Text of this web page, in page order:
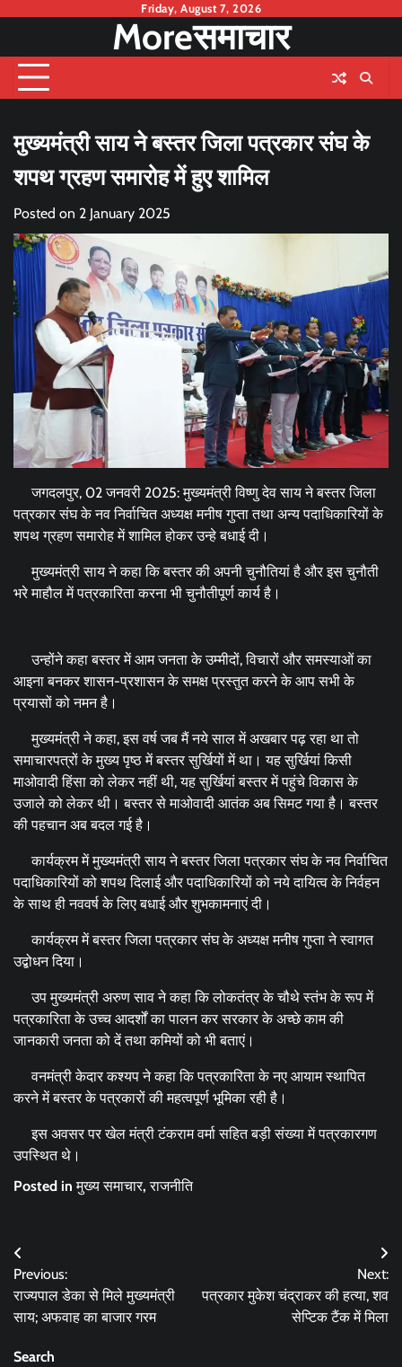
content
Friday, August 7, 2026
Moreसमाचार
मुख्यमंत्री साय ने बस्तर जिला पत्रकार संघ के
शपथ ग्रहण समारोह में हुए शामिल
Posted on 2 January 2025
जगदलपुर, 02 जनवरी 2025: मुख्यमंत्री विष्णु देव साय ने बस्तर जिला
पत्रकार संघ के नव निर्वाचित अध्यक्ष मनीष गुप्ता तथा अन्य पदाधिकारियों के
शपथ ग्रहण समारोह में शामिल होकर उन्हे बधाई दी।
मुख्यमंत्री साय ने कहा कि बस्तर की अपनी चुनौतियां है और इस चुनौती
भरे माहौल में पत्रकारिता करना भी चुनौतीपूर्ण कार्य है।
उन्होंने कहा बस्तर में आम जनता के उम्मीदों, विचारों और समस्याओं का
आइना बनकर शासन-प्रशासन के समक्ष प्रस्तुत करने के आप सभी के
प्रयासों को नमन है।
मुख्यमंत्री ने कहा, इस वर्ष जब मैं नये साल में अखबार पढ़ रहा था तो
समाचारपत्रों के मुख्य पृष्ठ में बस्तर सुर्खियों में था। यह सुर्खियां किसी
माओवादी हिंसा को लेकर नहीं थी, यह सुर्खियां बस्तर में पहुंचे विकास के
उजाले को लेकर थी। बस्तर से माओवादी आतंक अब सिमट गया है। बस्तर
की पहचान अब बदल गई है।
कार्यक्रम में मुख्यमंत्री साय ने बस्तर जिला पत्रकार संघ के नव निर्वाचित
पदाधिकारियों को शपथ दिलाई और पदाधिकारियों को नये दायित्व के निर्वहन
के साथ ही नववर्ष के लिए बधाई और शुभकामनाएं दी।
कार्यक्रम में बस्तर जिला पत्रकार संघ के अध्यक्ष मनीष गुप्ता ने स्वागत
उद्बोधन दिया।
उप मुख्यमंत्री अरुण साव ने कहा कि लोकतंत्र के चौथे स्तंभ के रूप में
पत्रकारिता के उच्च आदर्शों का पालन कर सरकार के अच्छे काम की
जानकारी जनता को दें तथा कमियों को भी बताएं।
वनमंत्री केदार कश्यप ने कहा कि पत्रकारिता के नए आयाम स्थापित
करने में बस्तर के पत्रकारों की महत्वपूर्ण भूमिका रही है।
इस अवसर पर खेल मंत्री टंकराम वर्मा सहित बड़ी संख्या में पत्रकारगण
उपस्थित थे।
Posted inमुख्य समाचार,राजनीति
Post
navigation
Previous:
राज्यपाल डेका से मिले मुख्यमंत्री
साय; अफवाह का बाजार गरम
Next:
पत्रकार मुकेश चंद्राकर की हत्या, शव
सेप्टिक टैंक में मिला
Search